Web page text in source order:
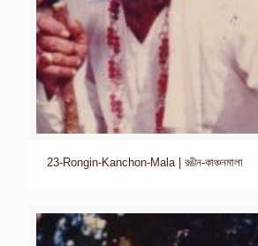
23-Rongin-Kanchon-Mala | রঙীন-কাঞ্চনমালা